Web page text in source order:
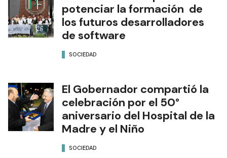
potenciar la formación de
los futuros desarrolladores
de software
SOCIEDAD
El Gobernador compartió la
celebración por el 50°
aniversario del Hospital de la
Madre y el Niño
SOCIEDAD